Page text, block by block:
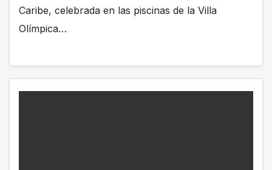
Caribe, celebrada en las piscinas de la Villa
Olímpica…